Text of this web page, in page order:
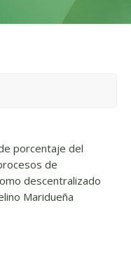
porcentaje del
de
descentralizado
Maridueña